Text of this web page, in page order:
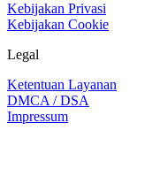
Kebijakan Privasi
Kebijakan Cookie
Legal
Ketentuan Layanan
DMCA / DSA
Impressum